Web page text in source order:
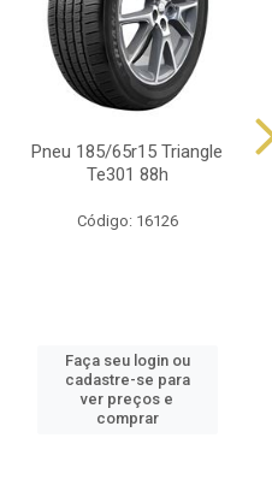
Pneu 185/65r15 Triangle
Te301 88h
Código: 16126
Faça seu login ou
cadastre-se para
ver preços e
comprar